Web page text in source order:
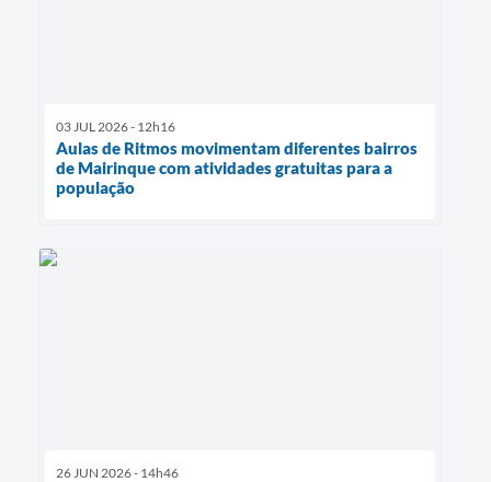
03 JUL 2026 - 12h16
Aulas de Ritmos movimentam diferentes bairros
de Mairinque com atividades gratuitas para a
população
26 JUN 2026 - 14h46